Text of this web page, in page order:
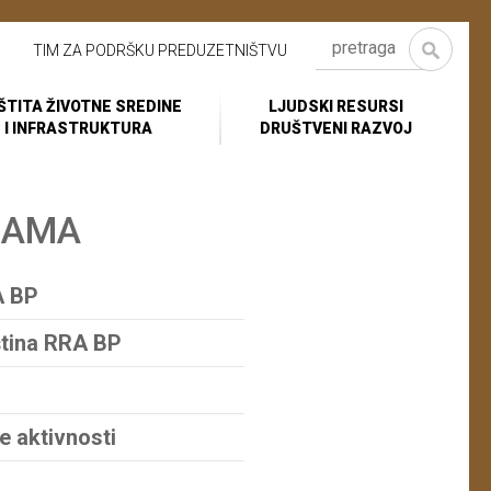
TIM ZA PODRŠKU PREDUZETNIŠTVU
ŽIVOTNE SREDINE
I INFRASTRUKTURA
LJUDSKI RESURSI
DRUŠTVENI RAZVOJ
BP
RRA BP
aktivnosti